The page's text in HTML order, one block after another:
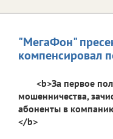
"МегаФон"
компенсировал
<b>За первое
мошенничества,
абоненты в
</b>